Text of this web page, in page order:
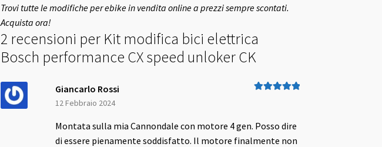
Trovi tutte le modifiche per ebike in vendita online a prezzi sempre scontati.
Acquista ora!
2 recensioni per Kit modifica bici elettrica
Bosch performance CX speed unloker CK
Giancarlo Rossi
12 Febbraio 2024
Montata sulla mia Cannondale con motore 4 gen. Posso dire
di essere pienamente soddisfatto. Il motore finalmente non